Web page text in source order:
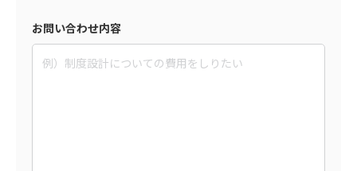
お問い合わせ内容